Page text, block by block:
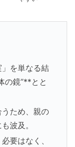
を単なる結
の鏡”**とと
ため、親の
波及。
要はなく、